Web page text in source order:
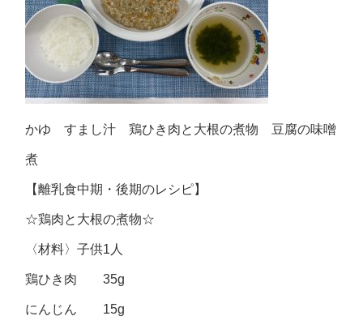
かゆ すまし汁 鶏ひき肉と大根の煮物 豆腐の味噌
煮
【離乳食中期・後期のレシピ】
☆鶏肉と大根の煮物☆
〈材料〉子供1人
鶏ひき肉 35g
にんじん 15g